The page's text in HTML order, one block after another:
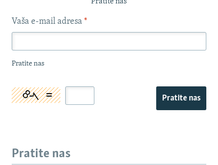
Vaša e-mail adresa *
Pratite nas
Pratite nas
Pratite nas